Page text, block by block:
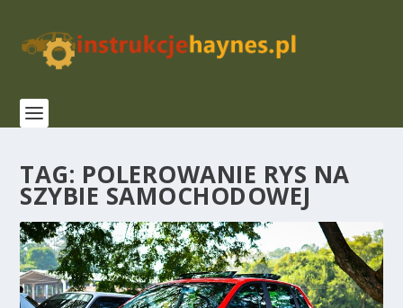
TAG: POLEROWANIE RYS NA
SZYBIE SAMOCHODOWEJ